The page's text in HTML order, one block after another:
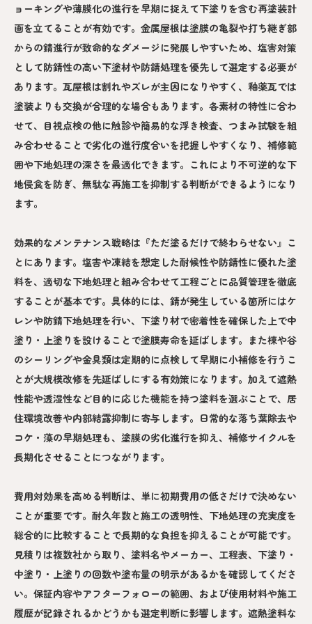
ョーキングや薄膜化の進行を早期に捉えて下塗りを含む再塗装計
画を立てることが有効です。金属屋根は塗膜の亀裂や打ち継ぎ部
からの錆進行が致命的なダメージに発展しやすいため、塩害対策
として防錆性の高い下塗材や防錆処理を優先して選定する必要が
あります。瓦屋根は割れやズレが主因になりやすく、釉薬瓦では
塗装よりも交換が合理的な場合もあります。各素材の特性に合わ
せて、目視点検の他に触診や簡易的な浮き検査、つまみ試験を組
み合わせることで劣化の進行度合いを把握しやすくなり、補修範
囲や下地処理の深さを最適化できます。これにより不可逆的な下
地侵食を防ぎ、無駄な再施工を抑制する判断ができるようになり
ます。
効果的なメンテナンス戦略は『ただ塗るだけで終わらせない』こ
とにあります。塩害や凍結を想定した耐候性や防錆性に優れた塗
料を、適切な下地処理と組み合わせて工程ごとに品質管理を徹底
することが基本です。具体的には、錆が発生している箇所にはケ
レンや防錆下地処理を行い、下塗り材で密着性を確保した上で中
塗り・上塗りを設けることで塗膜寿命を延ばします。また棟や谷
のシーリングや金具類は定期的に点検して早期に小補修を行うこ
とが大規模改修を先延ばしにする有効策になります。加えて遮熱
性能や透湿性など目的に応じた機能を持つ塗料を選ぶことで、居
住環境改善や内部結露抑制に寄与します。日常的な落ち葉除去や
コケ・藻の早期処理も、塗膜の劣化進行を抑え、補修サイクルを
長期化させることにつながります。
費用対効果を高める判断は、単に初期費用の低さだけで決めない
ことが重要です。耐久年数と施工の透明性、下地処理の充実度を
総合的に比較することで長期的な負担を抑えることが可能です。
見積りは複数社から取り、塗料名やメーカー、工程表、下塗り・
中塗り・上塗りの回数や塗布量の明示があるかを確認してくださ
い。保証内容やアフターフォローの範囲、および使用材料や施工
履歴が記録されるかどうかも選定判断に影響します。遮熱塗料な